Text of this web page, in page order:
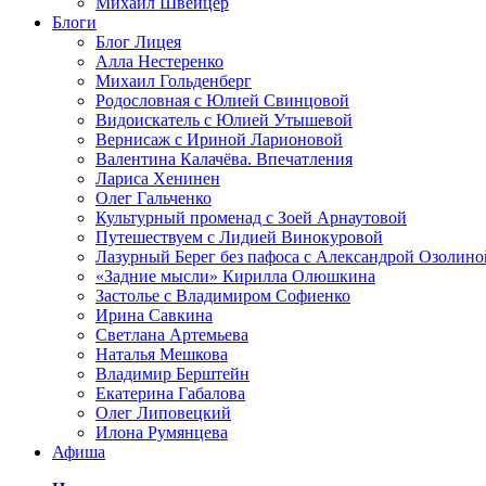
Блоги
Блог Лицея
Алла Нестеренко
Михаил Гольденберг
Родословная с Юлией Свинцовой
Видоискатель с Юлией Утышевой
Вернисаж с Ириной Ларионовой
Валентина Калачёва. Впечатления
Лариса Хенинен
Олег Гальченко
Культурный променад с Зоей Арнаутовой
Путешествуем с Лидией Винокуровой
Лазурный Берег без пафоса с Александрой
«Задние мысли» Кирилла Олюшкина
Застолье с Владимиром Софиенко
Ирина Савкина
Светлана Артемьева
Наталья Мешкова
Владимир Берштейн
Екатерина Габалова
Олег Липовецкий
Илона Румянцева
Афиша